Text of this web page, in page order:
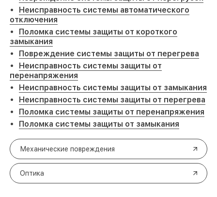
Неисправность системы автоматического
отключения
Поломка системы защиты от короткого
замыкания
Повреждение системы защиты от перегрева
Неисправность системы защиты от
перенапряжения
Неисправность системы защиты от замыкания
Неисправность системы защиты от перегрева
Поломка системы защиты от перенапряжения
Поломка системы защиты от замыкания
Механические повреждения
Оптика